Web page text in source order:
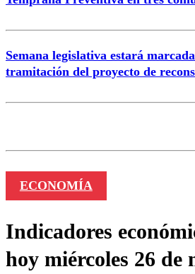
Semana legislativa estará
tramitación del proyecto de
ECONOMÍA
Indicadores
hoy miércoles 26 de